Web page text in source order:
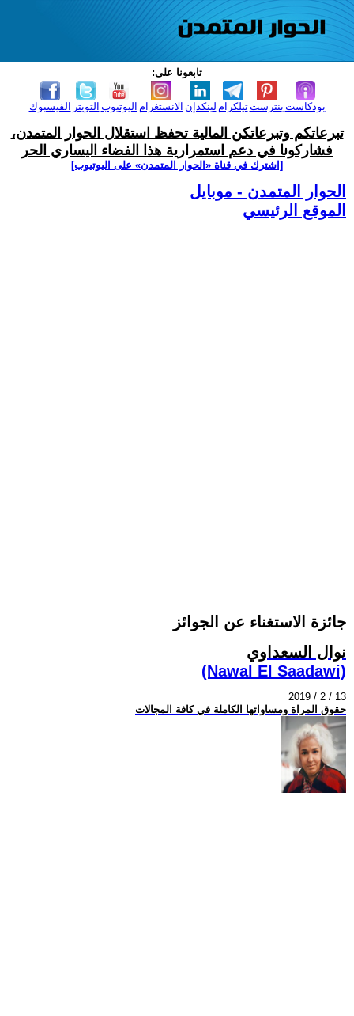
تابعونا على:
الفيسبوك التويتر اليوتيوب الانستغرام لينكدإن تيلكرامبنترست بودكاست
تبرعاتكم وتبرعاتكن المالية تحفظ استقلال الحوار المتمدن،
فشاركونا في دعم استمرارية هذا الفضاء اليساري الحر
[اشترك في قناة ‫«الحوار المتمدن» على اليوتيوب]
الحوار المتمدن - موبايل
الموقع الرئيسي
جائزة الاستغناء عن الجوائز
نوال السعداوي
(Nawal El Saadawi)
2019 / 2 / 13
حقوق المراة ومساواتها الكاملة في كافة المجالات